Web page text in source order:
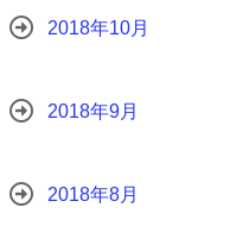
2018年10月
2018年9月
2018年8月